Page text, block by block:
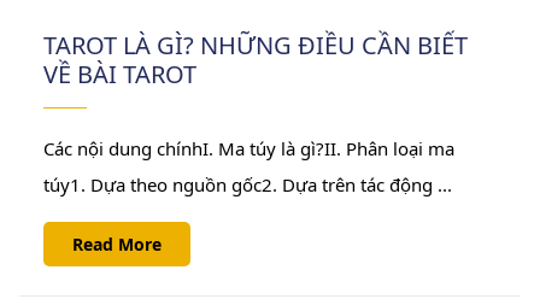
TAROT LÀ GÌ? NHỮNG ĐIỀU CẦN BIẾT
VỀ BÀI TAROT
Các nội dung chínhI. Ma túy là gì?II. Phân loại ma
túy1. Dựa theo nguồn gốc2. Dựa trên tác động ...
Read MoreRead
More